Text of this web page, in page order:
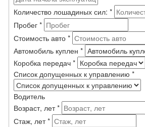
Количество лошадиных сил: *
Пробег *
Стоимость авто *
Автомобиль куплен *
Коробка передач *
Список допущенных к управлению *
Водитель
Возраст, лет*
Стаж, лет*